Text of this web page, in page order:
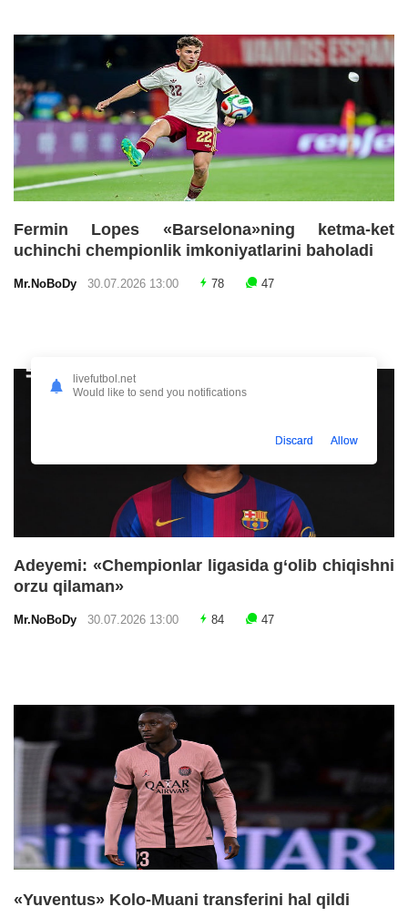
Fermin Lopes «Barselona»ning ketma-ket
uchinchi chempionlik imkoniyatlarini baholadi
Mr.NoBoDy 30.07.2026 13:00 78 47
Adeyemi: «Chempionlar ligasida g‘olib chiqishni
orzu qilaman»
Mr.NoBoDy 30.07.2026 13:00 84 47
«Yuventus» Kolo-Muani transferini hal qildi
livefutbol.net
Would like to send you notifications
Discard Allow